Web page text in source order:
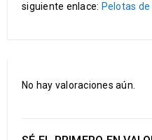
siguiente enlace: Pelotas de
No hay valoraciones aún.